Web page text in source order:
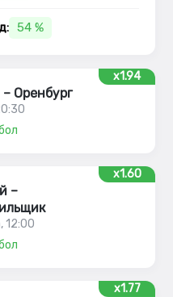
54 %
x1.94
Оренбург
x1.60
–
12:00
x1.77